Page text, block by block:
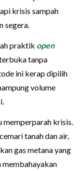
krisis sampah
segera.
praktik open
tanpa
ini kerap dipilih
volume
krisis.
tanah dan air,
gas metana yang